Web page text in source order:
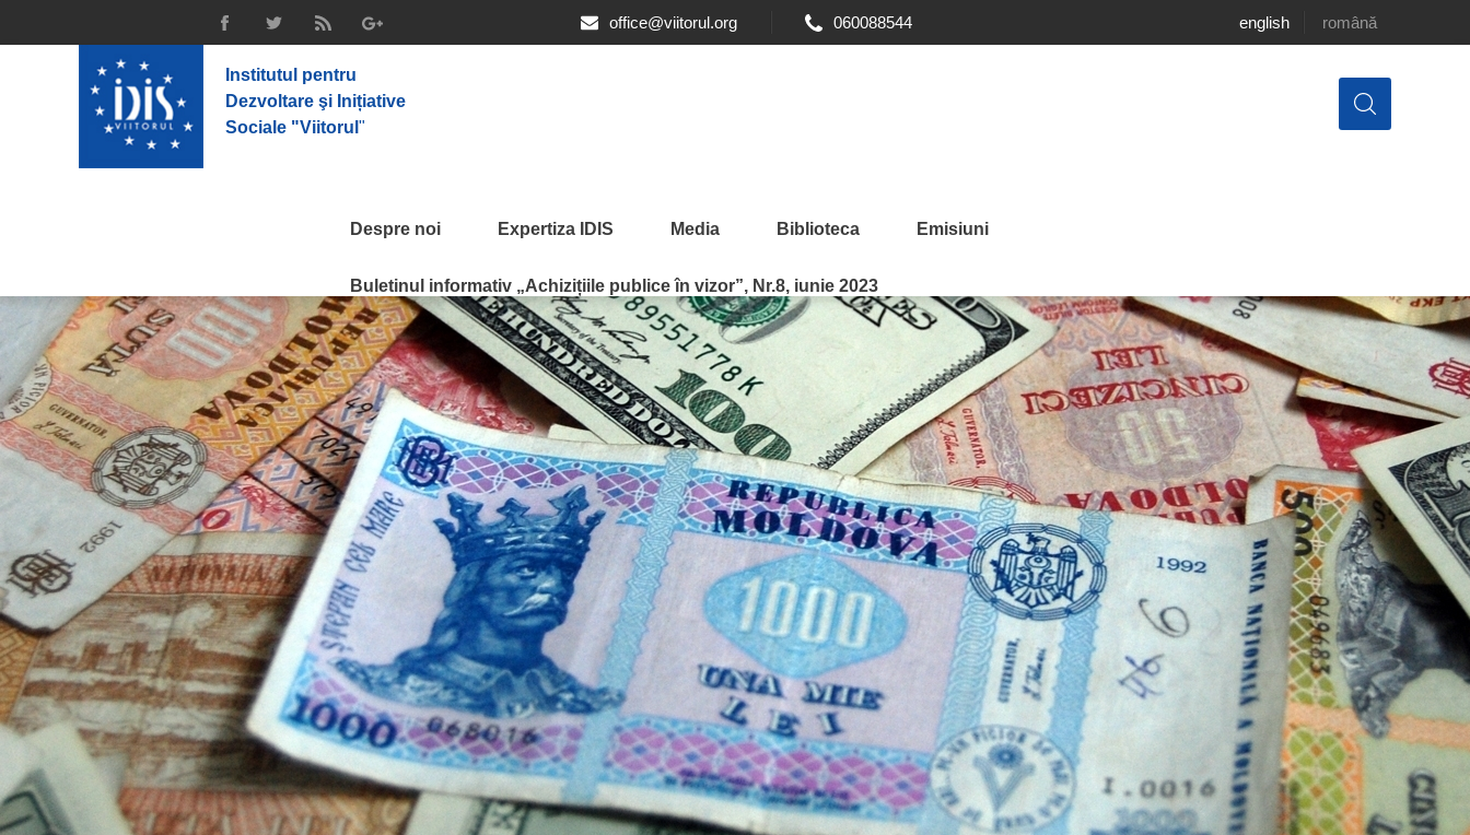
office@viitorul.org 060088544 english română
Institutul pentru
Dezvoltare şi Inițiative
Sociale "Viitorul "
Despre noi Expertiza IDIS Media Biblioteca Emisiuni
Buletinul informativ „Achizițiile publice în vizor”, Nr.8, iunie 2023